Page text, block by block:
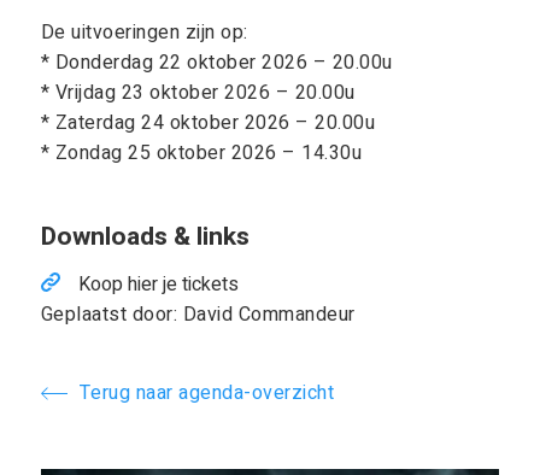
De uitvoeringen zijn op:
* Donderdag 22 oktober 2026 – 20.00u
* Vrijdag 23 oktober 2026 – 20.00u
* Zaterdag 24 oktober 2026 – 20.00u
* Zondag 25 oktober 2026 – 14.30u
Downloads & links
Koop hier je tickets
Geplaatst door: David Commandeur
Terug naar agenda-overzicht